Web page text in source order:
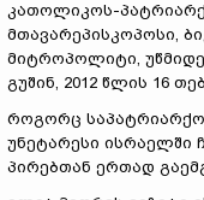
კათოლიკოს-
მთავარეპისკოპოსი,
მიტროპოლიტი,
გუშინ, 2012 წლის 16
როგორც
უნეტარესი
პირებთან ერთად